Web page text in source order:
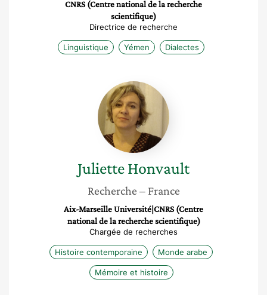
CNRS (Centre national de la recherche
scientifique)
Directrice de recherche
Linguistique Yémen Dialectes
Juliette
Honvault
JulietteHonvault
Recherche – France
Aix-Marseille Université|CNRS (Centre
national de la recherche scientifique)
Chargée de recherches
Histoire contemporaine Monde arabe
Mémoire et histoire